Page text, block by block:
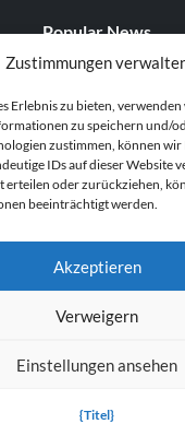
Zustimmungen
Erlebnis zu bieten,
zu speichern und/
zustimmen, können wir
IDs auf dieser Website
erteilen oder zurückziehen,
beeinträchtigt werden.
Akzeptieren
Verweigern
Einstellungen ansehen
{Titel}
Popular News
Popular Editorials
Popular Free Games
LATEST UPDATES
MegaGames.com All
Settings